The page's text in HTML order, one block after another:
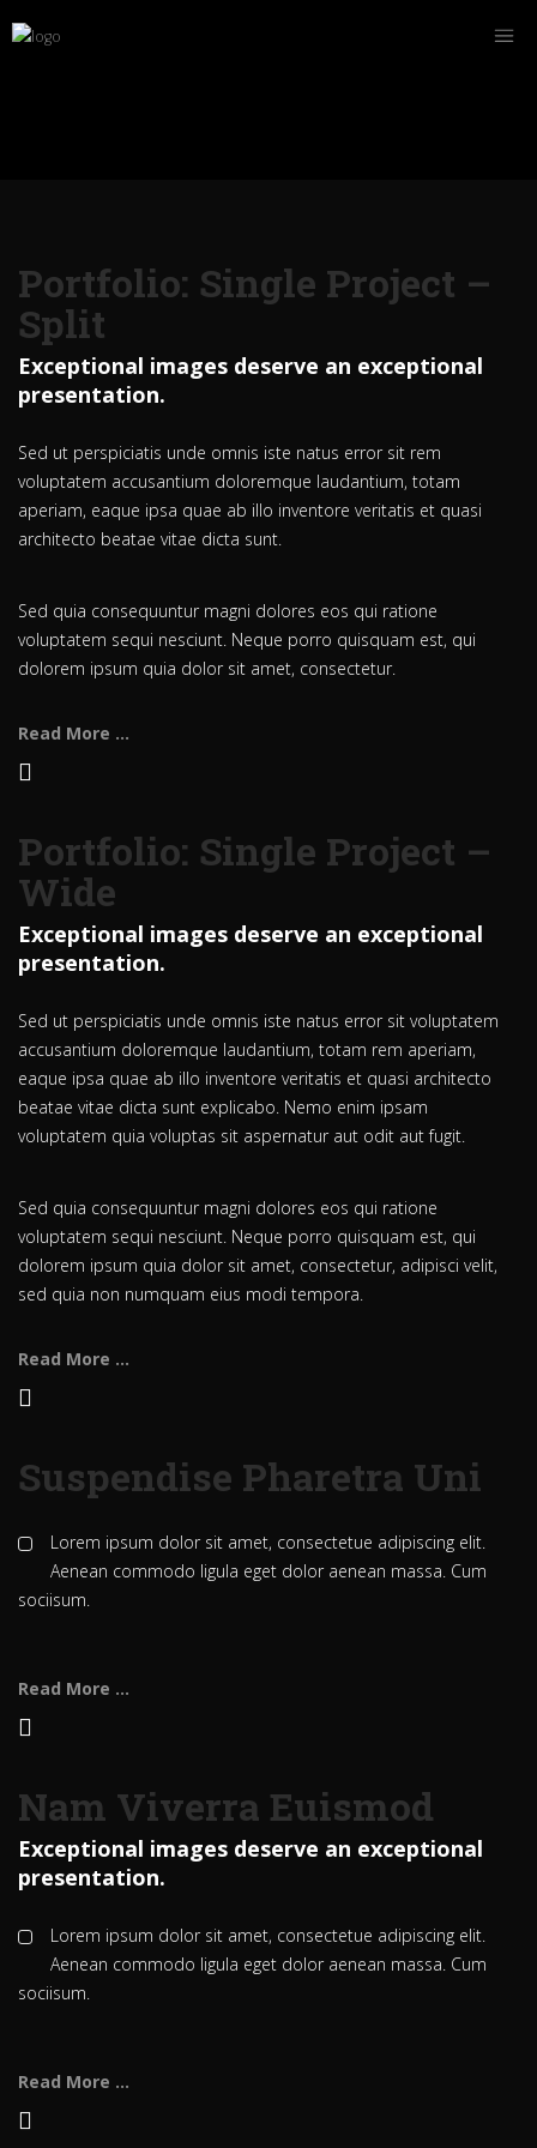
Portfolio: Single Project –
Split
Exceptional images deserve an exceptional
presentation.
Sed ut perspiciatis unde omnis iste natus error sit rem
voluptatem accusantium doloremque laudantium, totam
aperiam, eaque ipsa quae ab illo inventore veritatis et quasi
architecto beatae vitae dicta sunt.
Sed quia consequuntur magni dolores eos qui ratione
voluptatem sequi nesciunt. Neque porro quisquam est, qui
dolorem ipsum quia dolor sit amet, consectetur.
Read More ...
Portfolio: Single Project –
Wide
Exceptional images deserve an exceptional
presentation.
Sed ut perspiciatis unde omnis iste natus error sit voluptatem
accusantium doloremque laudantium, totam rem aperiam,
eaque ipsa quae ab illo inventore veritatis et quasi architecto
beatae vitae dicta sunt explicabo. Nemo enim ipsam
voluptatem quia voluptas sit aspernatur aut odit aut fugit.
Sed quia consequuntur magni dolores eos qui ratione
voluptatem sequi nesciunt. Neque porro quisquam est, qui
dolorem ipsum quia dolor sit amet, consectetur, adipisci velit,
sed quia non numquam eius modi tempora.
Read More ...
Suspendise Pharetra Uni
Lorem ipsum dolor sit amet, consectetue adipiscing elit.
Aenean commodo ligula eget dolor aenean massa. Cum
sociisum.
Read More ...
Nam Viverra Euismod
Exceptional images deserve an exceptional
presentation.
Lorem ipsum dolor sit amet, consectetue adipiscing elit.
Aenean commodo ligula eget dolor aenean massa. Cum
sociisum.
Read More ...